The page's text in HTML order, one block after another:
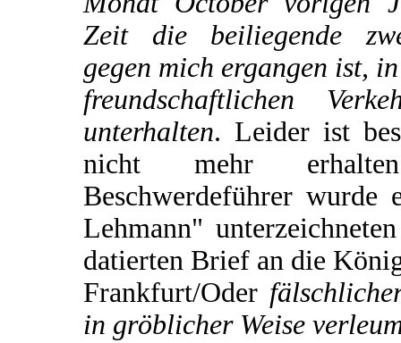
Zeit die beiliegende
gegen mich ergangen ist,
freundschaftlichen
unterhalten. Leider ist
nicht mehr
Beschwerdeführer
Lehmann"
datierten Brief an die
Frankfurt/Oder
in gröblicher Weise